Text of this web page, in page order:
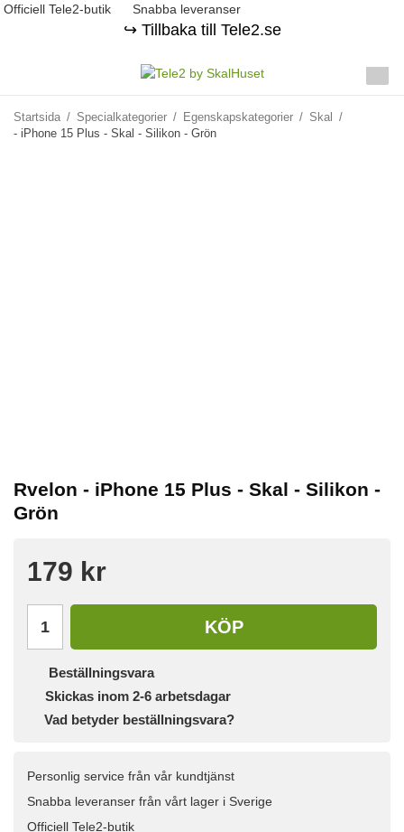
Officiell Tele2-butik Snabba leveranser
↪️ Tillbaka till Tele2.se
Startsida / Specialkategorier / Egenskapskategorier / Skal
/
- iPhone 15 Plus - Skal - Silikon - Grön
Rvelon - iPhone 15 Plus - Skal - Silikon -
Grön
179 kr
KÖP
Beställningsvara
Skickas inom 2-6 arbetsdagar
Vad betyder beställningsvara?
Personlig service från vår kundtjänst
Snabba leveranser från vårt lager i Sverige
Officiell Tele2-butik